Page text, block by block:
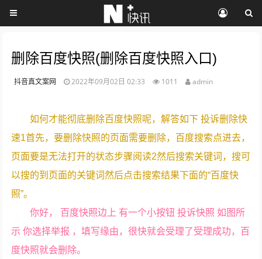
删除百度快照(删除百度快照入口)
抖音真文案网 2022年09月02日 02:33 1011 admin
如何才能彻底删除百度快照呢，解答如下 投诉删除快
速1首先，要删除快照的页面需要删除，百度搜索点进去，
页面要是无法打开的状态步骤阅读2然后搜索关键词，搜可
以搜的到页面的关键词然后点击搜索结果下面的“百度快
照”。
你好， 百度快照边上 有一个小按钮 投诉快照 如图所
示 你选择举报 ，填写缘由，很快就会受理了受理成功，百
度快照就会删除。